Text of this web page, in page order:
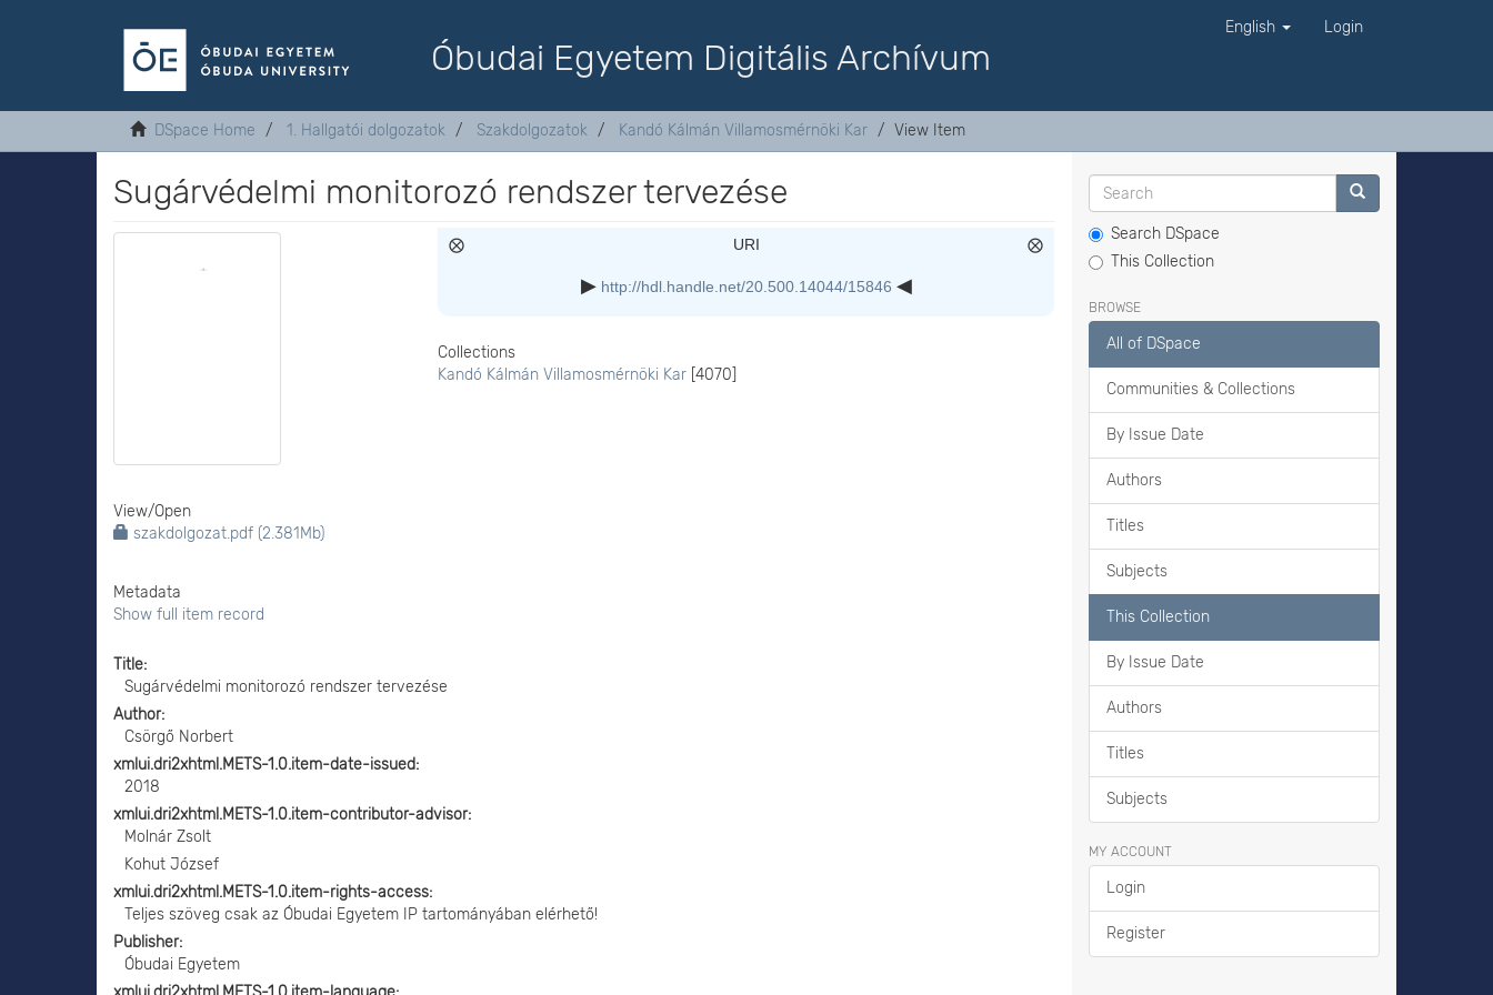
Óbudai Egyetem Digitális Archívum
English Login
DSpace Home 1. Hallgatói dolgozatok Szakdolgozatok Kandó Kálmán Villamosmérnöki Kar View Item
Sugárvédelmi monitorozó rendszer tervezése
View/Open
szakdolgozat.pdf (2.381Mb)
Metadata
Show full item record
URI
http://hdl.handle.net/20.500.14044/15846
Collections
Kandó Kálmán Villamosmérnöki Kar [4070]
Title
Sugárvédelmi monitorozó rendszer tervezése
Author
Csörgő Norbert
xmlui.dri2xhtml.METS-1.0.item-date-issued
2018
xmlui.dri2xhtml.METS-1.0.item-contributor-advisor
Molnár Zsolt
Kohut József
xmlui.dri2xhtml.METS-1.0.item-rights-access
Teljes szöveg csak az Óbudai Egyetem IP tartományában elérhető!
Publisher
Óbudai Egyetem
Search DSpace
This Collection
BROWSE
All of DSpace
Communities & Collections
By Issue Date
Authors
Titles
Subjects
This Collection
By Issue Date
Authors
Titles
Subjects
MY ACCOUNT
Login
Register